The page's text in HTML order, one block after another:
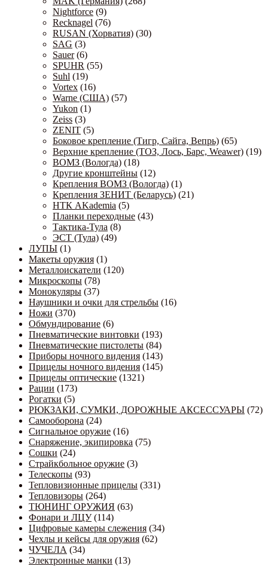
Nightforce (9)
Recknagel (76)
RUSAN (Хорватия) (30)
SAG (3)
Sauer (6)
SPUHR (55)
Suhl (19)
Vortex (16)
Warne (США) (57)
Yukon (1)
Zeiss (3)
ZENIT (5)
Боковое крепление (Тигр, Сайга, Вепрь) (65)
Верхние крепление (ТОЗ, Лось, Барс, Weawer) (19)
ВОМЗ (Вологда) (18)
Другие кронштейны (12)
Крепления ВОМЗ (Вологда) (1)
Крепления ЗЕНИТ (Беларусь) (21)
НТК AKademia (5)
Планки переходные (43)
Тактика-Тула (8)
ЭСТ (Тула) (49)
ЛУПЫ (1)
Макеты оружия (1)
Металлоискатели (120)
Микроскопы (78)
Монокуляры (37)
Наушники и очки для стрельбы (16)
Ножи (370)
Обмундирование (6)
Пневматические винтовки (193)
Пневматические пистолеты (84)
Приборы ночного видения (143)
Прицелы ночного видения (145)
Прицелы оптические (1321)
Рации (173)
Рогатки (5)
РЮКЗАКИ, СУМКИ, ДОРОЖНЫЕ АКСЕССУАРЫ (72)
Самооборона (24)
Сигнальное оружие (16)
Снаряжение, экипировка (75)
Сошки (24)
Страйкбольное оружие (3)
Телескопы (93)
Тепловизионные прицелы (331)
Тепловизоры (264)
ТЮНИНГ ОРУЖИЯ (63)
Фонари и ЛЦУ (114)
Цифровые камеры слежения (34)
Чехлы и кейсы для оружия (62)
ЧУЧЕЛА (34)
Электронные манки (13)